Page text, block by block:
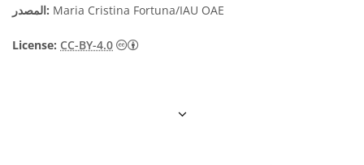
المصدر: Maria Cristina Fortuna/IAU OAE
License: CC-BY-4.0